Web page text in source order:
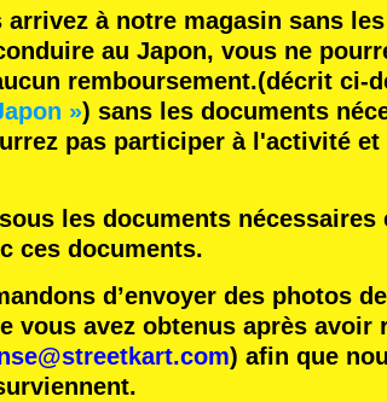
à notre magasin sans
au Japon, vous ne
remboursement.(décrit ci-
») sans les documents
pas participer à l'activité et
les documents nécessaires
ces documents.
d’envoyer des photos
vous avez obtenus après
) afin que